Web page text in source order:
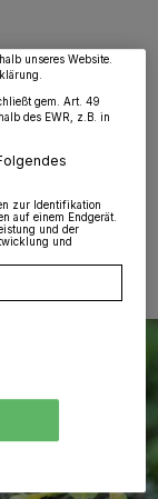
setzt sich
in der
Menü jederzeit
unseres Website.
gem. Art. 49
des EWR, z.B. in
zur Identifikation
auf einem Endgerät.
und der
und